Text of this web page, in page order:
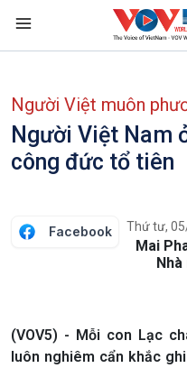
Nhảy đến nội dung
Người Việt muôn
Người Việt Nam
công đức tổ tiên
Facebook Thứ tư,
Mai
(VOV5) - Mỗi con Lạc
luôn nghiêm cẩn khắc